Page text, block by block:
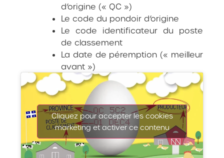
d’origine (« QC »)
Le code du pondoir d’origine
Le code identificateur du poste
de classement
La date de péremption (« meilleur
avant »)
Cliquez pour accepter les cookies
marketing et activer ce contenu